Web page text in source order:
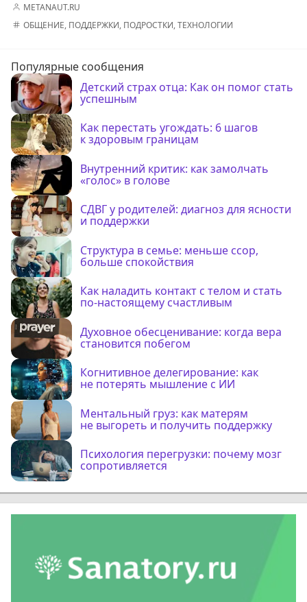
METANAUT.RU
ОБЩЕНИЕ, ПОДДЕРЖКИ, ПОДРОСТКИ,ТЕХНОЛОГИИ
Популярные сообщения
Детский страх отца: Как он помог стать
успешным
Как перестать угождать: 6 шагов
к здоровым границам
Внутренний критик: как замолчать
«голос» в голове
СДВГ у родителей: диагноз для ясности
и поддержки
Структура в семье: меньше ссор,
больше спокойствия
Как наладить контакт с телом и стать
по-настоящему счастливым
Духовное обесценивание: когда вера
становится побегом
Когнитивное делегирование: как
не потерять мышление с ИИ
Ментальный груз: как матерям
не выгореть и получить поддержку
Психология перегрузки: почему мозг
сопротивляется